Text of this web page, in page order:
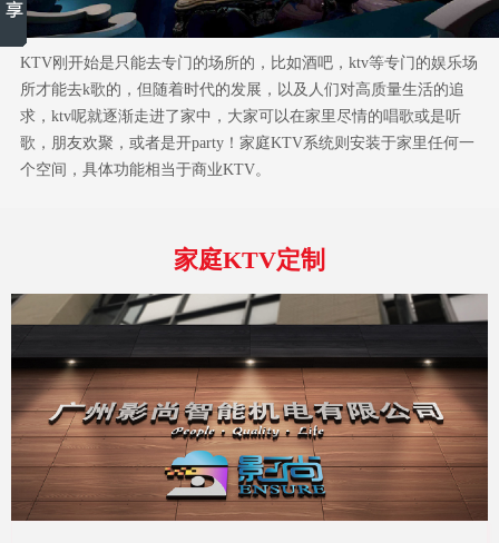
KTV刚开始是只能去专门的场所的，比如酒吧，ktv等专门的娱乐场
所才能去k歌的，但随着时代的发展，以及人们对高质量生活的追
求，ktv呢就逐渐走进了家中，大家可以在家里尽情的唱歌或是听
歌，朋友欢聚，或者是开party！家庭KTV系统则安装于家里任何一
个空间，具体功能相当于商业KTV。
家庭KTV定制